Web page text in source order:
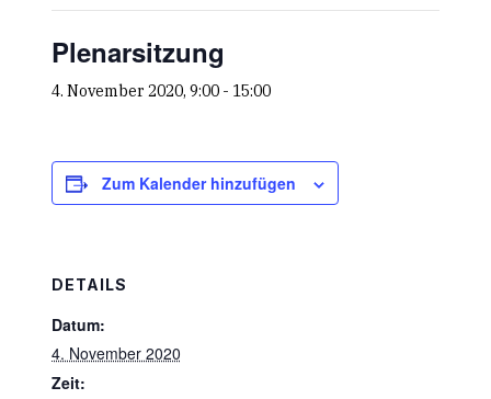
Plenarsitzung
4. November 2020, 9:00- 15:00
Zum Kalender hinzufügen
DETAILS
Datum:
4. November 2020
Zeit: